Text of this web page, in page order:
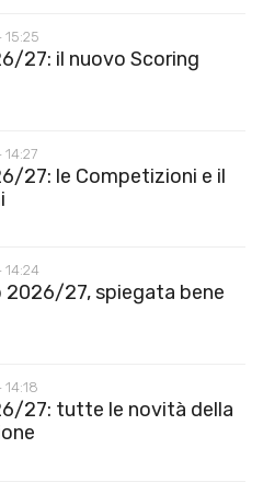
27: il nuovo Scoring
27: le Competizioni e il
2026/27, spiegata bene
27: tutte le novità della